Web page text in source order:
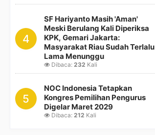
4
SF Hariyanto Masih 'Aman'
Meski Berulang Kali Diperiksa
KPK, Gemari Jakarta:
Masyarakat Riau Sudah Terlalu
Lama Menunggu
Dibaca:232 Kali
5
NOC Indonesia Tetapkan
Kongres Pemilihan Pengurus
Digelar Maret 2029
Dibaca:212 Kali